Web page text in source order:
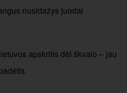
nusidažys juodai
apskritis dėl škvalo – jau